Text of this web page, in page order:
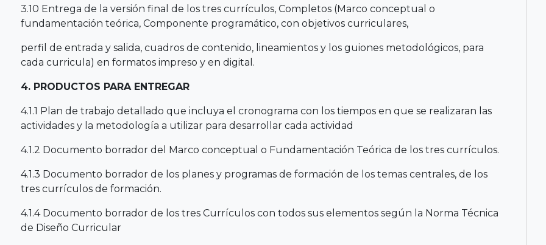
3.10 Entrega de la versión final de los tres currículos, Completos (Marco conceptual o
fundamentación teórica, Componente programático, con objetivos curriculares,
perfil de entrada y salida, cuadros de contenido, lineamientos y los guiones metodológicos, para
cada curricula) en formatos impreso y en digital.
4. PRODUCTOS PARA ENTREGAR
4.1.1 Plan de trabajo detallado que incluya el cronograma con los tiempos en que se realizaran las
actividades y la metodología a utilizar para desarrollar cada actividad
4.1.2 Documento borrador del Marco conceptual o Fundamentación Teórica de los tres currículos.
4.1.3 Documento borrador de los planes y programas de formación de los temas centrales, de los
tres currículos de formación.
4.1.4 Documento borrador de los tres Currículos con todos sus elementos según la Norma Técnica
de Diseño Curricular